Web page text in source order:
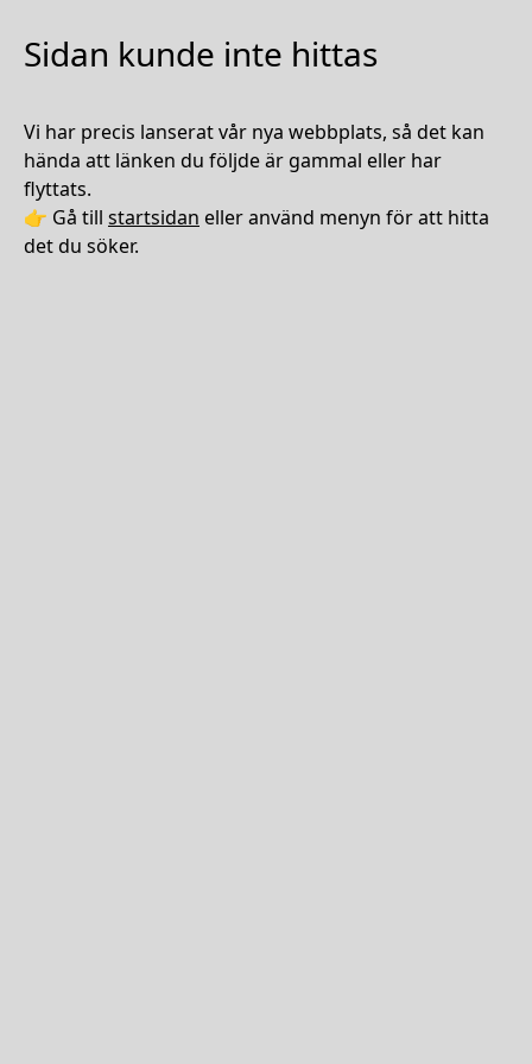
Sidan kunde inte hittas
Vi har precis lanserat vår nya webbplats, så det kan
hända att länken du följde är gammal eller har
flyttats.
👉 Gå till startsidan eller använd menyn för att hitta
det du söker.